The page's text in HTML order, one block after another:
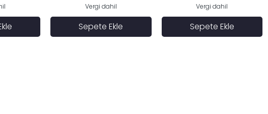
Vergi dahil
Sepete Ekle
Vergi dahil
Sepete Ekle